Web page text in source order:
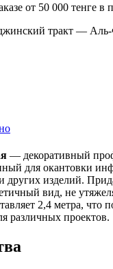
от 50 000 тенге в
тракт —
— декоративный
для окантовки
других изделий.
вид, не
2,4 метра, что
различных проектов.